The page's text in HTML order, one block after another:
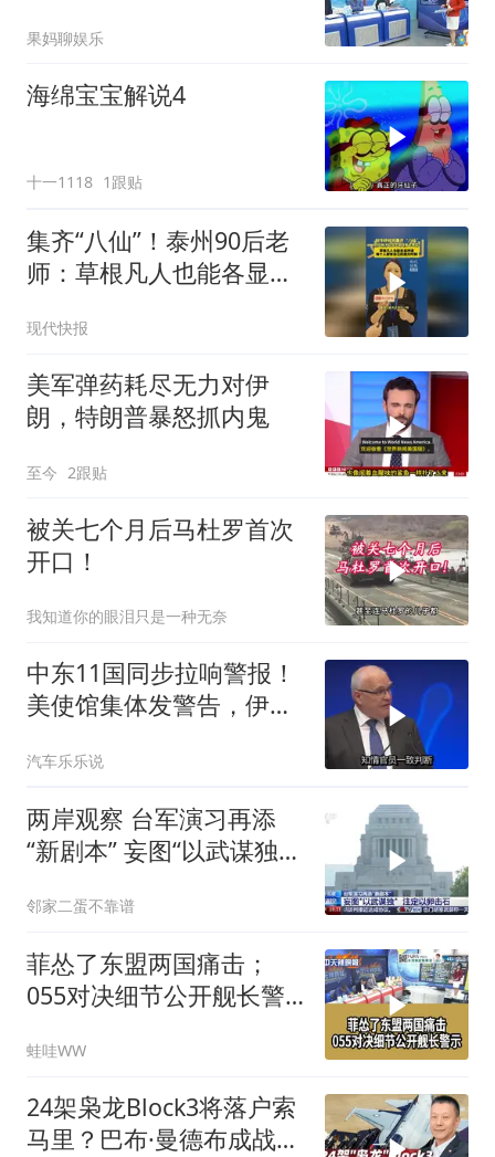
果妈聊娱乐
海绵宝宝解说4
十一1118 1跟贴
集齐“八仙”！泰州90后老
师：草根凡人也能各显神
光时刻
现代快报
美军弹药耗尽无力对伊
朗，特朗普暴怒抓内鬼
至今 2跟贴
被关七个月后马杜罗首次
开口！
我知道你的眼泪只是一种无奈
中东11国同步拉响警报！
美使馆集体发警告，伊朗
汽车乐乐说
两岸观察 台军演习再添
“新剧本” 妄图“以武谋独”
邻家二蛋不靠谱
菲怂了东盟两国痛击；
055对决细节公开舰长警
冰｜辣晚报20260805
蛙哇WW
24架枭龙Block3将落户索
马里？巴布·曼德布成战略